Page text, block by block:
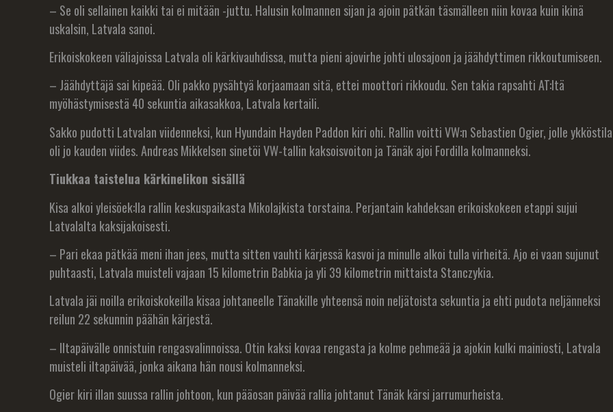
– Se oli sellainen kaikki tai ei mitään -juttu. Halusin kolmannen sijan ja ajoin pätkän täsmälleen niin kovaa kuin ikinä
uskalsin, Latvala sanoi.
Erikoiskokeen väliajoissa Latvala oli kärkivauhdissa, mutta pieni ajovirhe johti ulosajoon ja jäähdyttimen rikkoutumiseen.
– Jäähdyttäjä sai kipeää. Oli pakko pysähtyä korjaamaan sitä, ettei moottori rikkoudu. Sen takia rapsahti AT:ltä
myöhästymisestä 40 sekuntia aikasakkoa, Latvala kertaili.
Sakko pudotti Latvalan viidenneksi, kun Hyundain Hayden Paddon kiri ohi. Rallin voitti VW:n Sebastien Ogier, jolle ykköstila
oli jo kauden viides. Andreas Mikkelsen sinetöi VW-tallin kaksoisvoiton ja Tänäk ajoi Fordilla kolmanneksi.
Tiukkaa taistelua kärkinelikon sisällä
Kisa alkoi yleisöek:lla rallin keskuspaikasta Mikolajkista torstaina. Perjantain kahdeksan erikoiskokeen etappi sujui
Latvalalta kaksijakoisesti.
– Pari ekaa pätkää meni ihan jees, mutta sitten vauhti kärjessä kasvoi ja minulle alkoi tulla virheitä. Ajo ei vaan sujunut
puhtaasti, Latvala muisteli vajaan 15 kilometrin Babkia ja yli 39 kilometrin mittaista Stanczykia.
Latvala jäi noilla erikoiskokeilla kisaa johtaneelle Tänakille yhteensä noin neljätoista sekuntia ja ehti pudota neljänneksi
reilun 22 sekunnin päähän kärjestä.
– Iltapäivälle onnistuin rengasvalinnoissa. Otin kaksi kovaa rengasta ja kolme pehmeää ja ajokin kulki mainiosti, Latvala
muisteli iltapäivää, jonka aikana hän nousi kolmanneksi.
Ogier kiri illan suussa rallin johtoon, kun pääosan päivää rallia johtanut Tänäk kärsi jarrumurheista.